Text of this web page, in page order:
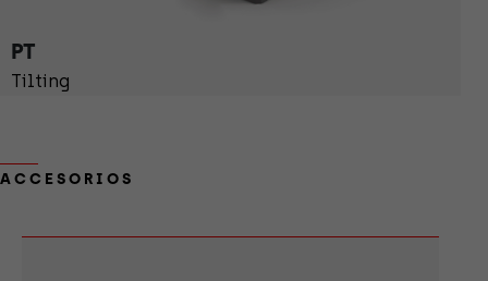
PT
Tilting
ACCESORIOS